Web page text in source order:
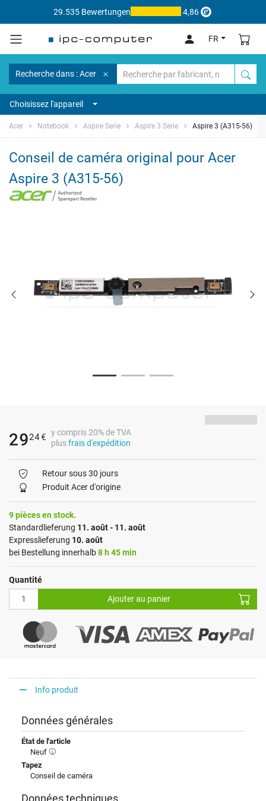
29.535 Bewertungen 4,86
FR
Recherche dans : Acer
Choisissez l'appareil
Acer Notebook Aspire Serie Aspire 3 Serie Aspire 3 (A315-56)
Conseil de caméra original pour Acer
Aspire 3 (A315-56)
2924€ y compris 20% de TVA
plusfrais d'expédition
Retour sous 30 jours
Produit Acer d'origine
9 pièces en stock.
Standardlieferung 11. août - 11. août
Expresslieferung 10. août
bei Bestellung innerhalb8 h 45 min
Quantité
Ajouter au panier
Info produit
Données générales
État de l'article
Neuf
Tapez
Conseil de caméra